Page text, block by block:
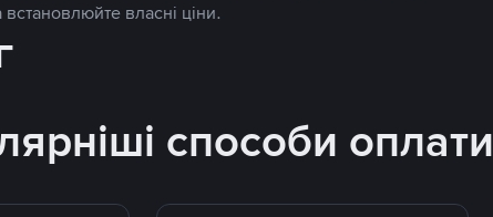
власні ціни.
способи оплати